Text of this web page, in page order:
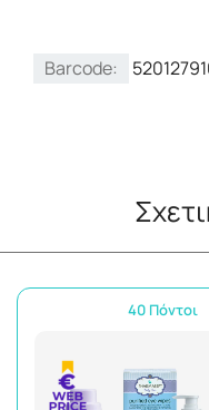
Barcode:
40 Πόντοι